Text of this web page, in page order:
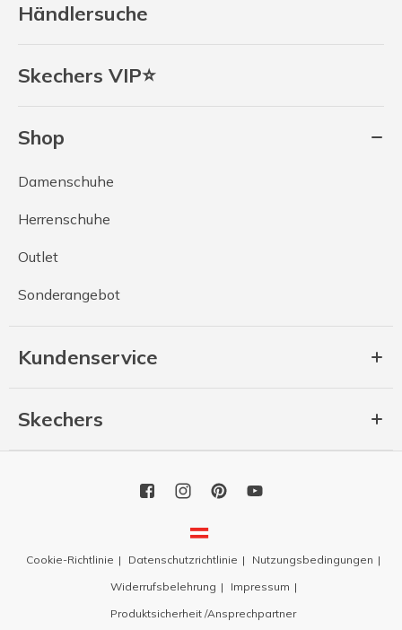
Händlersuche
Skechers VIP⭐
Shop
Damenschuhe
Herrenschuhe
Outlet
Sonderangebot
Kundenservice
Skechers
Cookie-Richtlinie Datenschutzrichtlinie
Nutzungsbedingungen
Widerrufsbelehrung
Impressum
Produktsicherheit /Ansprechpartner